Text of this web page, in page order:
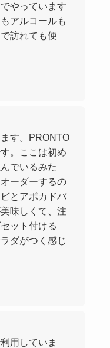
やっています
アルコールも
訪れても便
す。PRONTO
。ここは初め
でいるみた
ーダーするの
とアボカドバ
味しくて、注
ット付ける
ダがつく感じ
用していま